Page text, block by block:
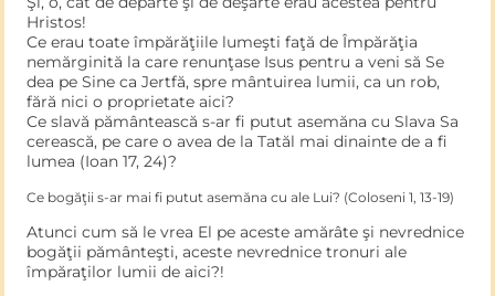
Hristos!
Ce erau toate împărăţiile lumeşti faţă de Împărăţia
nemărginită la care renunţase Isus pentru a veni să Se
dea pe Sine ca Jertfă, spre mântuirea lumii, ca un rob,
fără nici o proprietate aici?
Ce slavă pământească s-ar fi putut asemăna cu Slava Sa
cerească, pe care o avea de la Tatăl mai dinainte de a fi
lumea (Ioan 17, 24)?
Ce bogăţii s-ar mai fi putut asemăna cu ale Lui? (Coloseni 1, 13-19)
Atunci cum să le vrea El pe aceste amărâte şi nevrednice
bogăţii pământeşti, aceste nevrednice tronuri ale
împăraţilor lumii de aici?!